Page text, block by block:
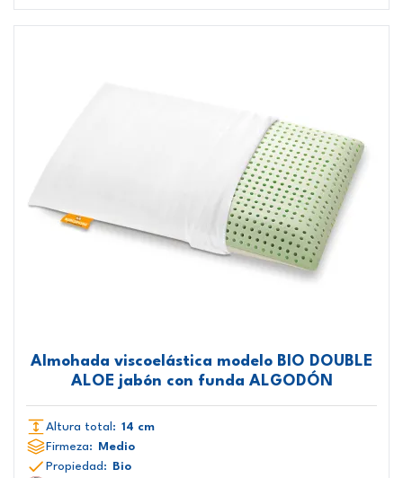
Almohada viscoelástica modelo BIO DOUBLE
ALOE jabón con funda ALGODÓN
Altura total: 14 cm
Firmeza: Medio
Propiedad: Bio